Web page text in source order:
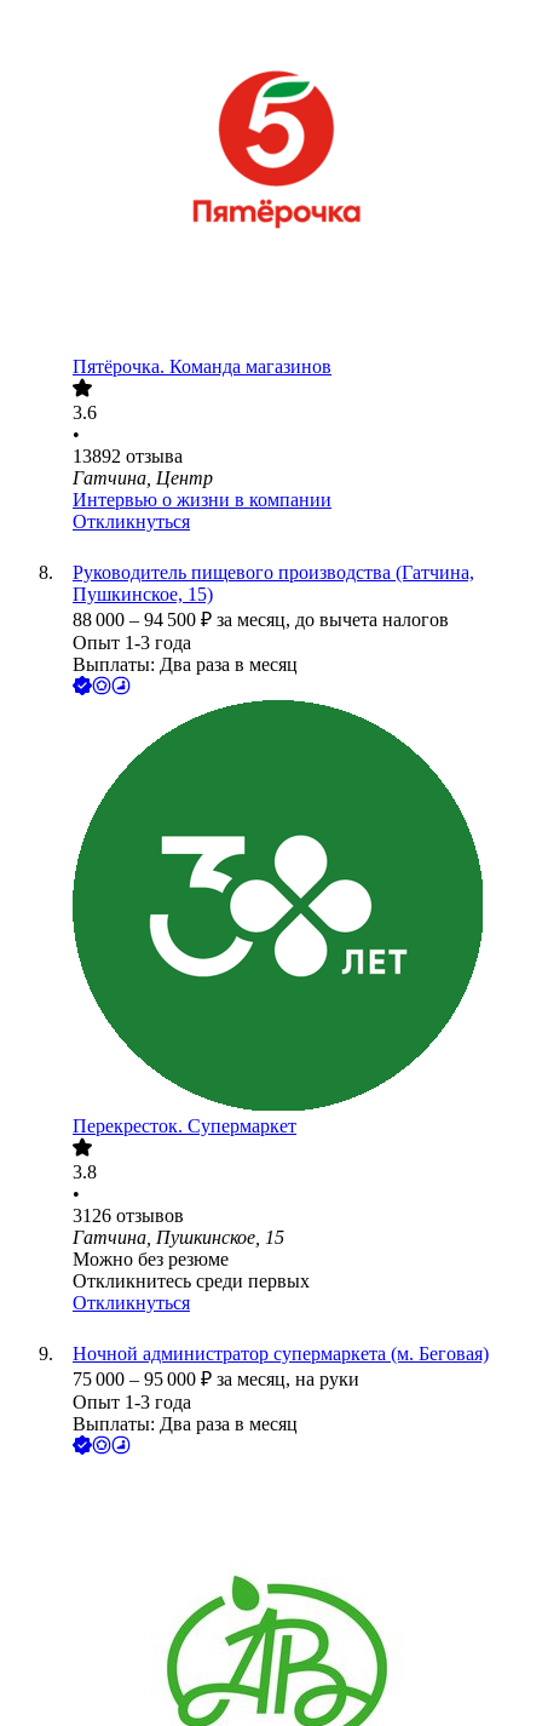
Пятёрочка. Команда магазинов
3.6
•
13892 отзыва
Гатчина, Центр
Интервью о жизни в компании
Откликнуться
Руководитель пищевого производства (Гатчина,
Пушкинское, 15)
88 000 – 94 500 ₽ за месяц, до вычета налогов
Опыт 1-3 года
Выплаты: Два раза в месяц
Перекресток. Супермаркет
3.8
•
3126 отзывов
Гатчина, Пушкинское, 15
Можно без резюме
Откликнитесь среди первых
Откликнуться
Ночной администратор супермаркета (м. Беговая)
75 000 – 95 000 ₽ за месяц, на руки
Опыт 1-3 года
Выплаты: Два раза в месяц